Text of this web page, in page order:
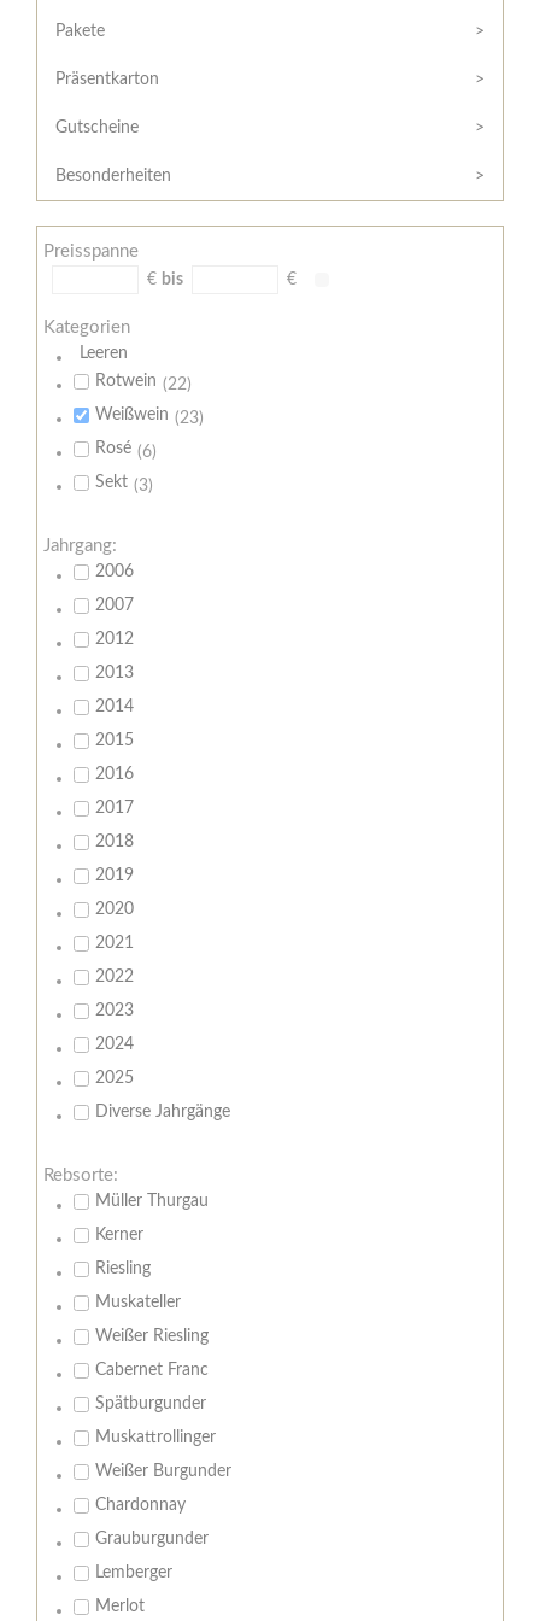
/
Widerrufsformular
AGB
Zahlungsbedingungen
Meine
Pakete
Präsentkarton
Gutscheine
Besonderheiten
Preisspanne
€ bis €
Kategorien
Leeren
Rotwein (22)
Weißwein (23)
Rosé (6)
Sekt (3)
Jahrgang:
2006
2007
2012
2013
2014
2015
2016
2017
2018
2019
2020
2021
2022
2023
2024
2025
Diverse Jahrgänge
Rebsorte:
Müller Thurgau
Kerner
Riesling
Muskateller
Weißer Riesling
Cabernet Franc
Spätburgunder
Muskattrollinger
Weißer Burgunder
Chardonnay
Grauburgunder
Lemberger
Merlot